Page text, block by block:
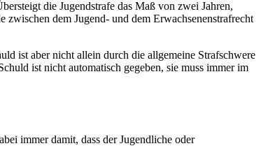
die Jugendstrafe das Maß von zwei Jahren,
dem Jugend- und dem Erwachsenenstrafrecht
ist aber nicht allein durch die allgemeine Strafschwere
ist nicht automatisch gegeben, sie muss immer im
immer damit, dass der Jugendliche oder